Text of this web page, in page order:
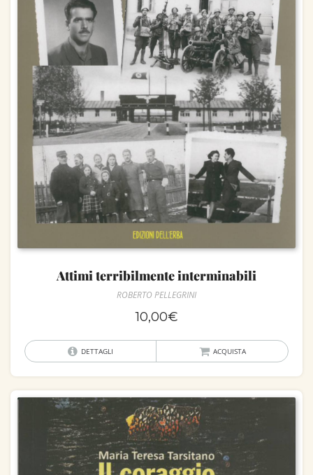
Attimi terribilmente interminabili
ROBERTO PELLEGRINI
10,00€
DETTAGLI ACQUISTA